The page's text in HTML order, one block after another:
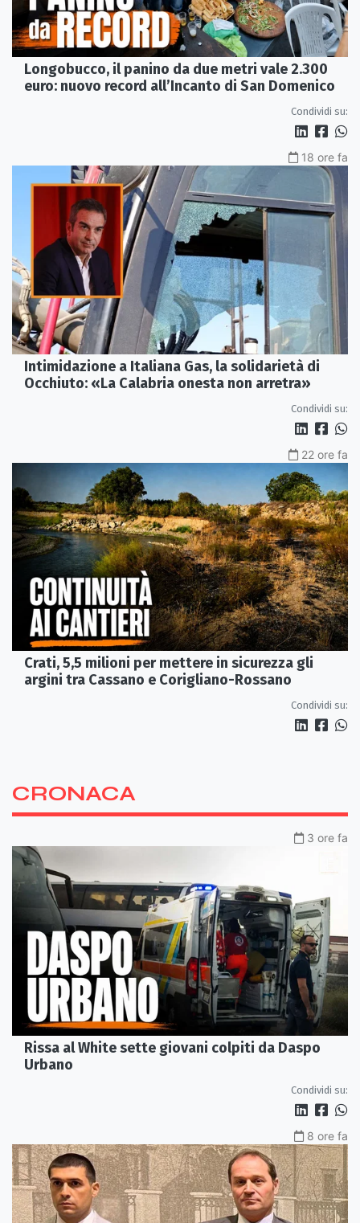
Longobucco, il panino da due metri vale 2.300
euro: nuovo record all’Incanto di San Domenico
Condividi su:
18 ore fa
Intimidazione a Italiana Gas, la solidarietà di
Occhiuto: «La Calabria onesta non arretra»
Condividi su:
22 ore fa
Crati, 5,5 milioni per mettere in sicurezza gli
argini tra Cassano e Corigliano-Rossano
Condividi su:
CRONACA
3 ore fa
Rissa al White sette giovani colpiti da Daspo
Urbano
Condividi su:
8 ore fa